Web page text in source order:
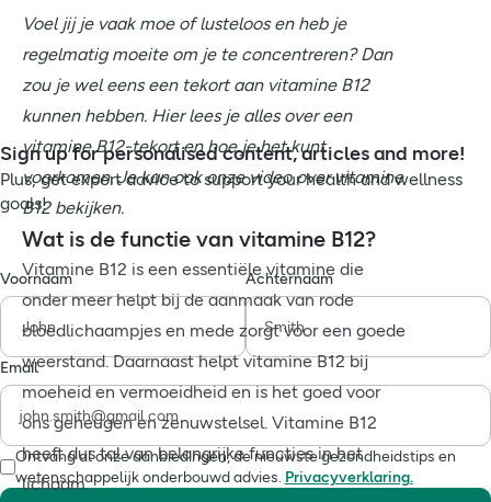
Voel jij je vaak moe of lusteloos en heb je
regelmatig moeite om je te concentreren? Dan
zou je wel eens een tekort aan vitamine B12
kunnen hebben. Hier lees je alles over een
vitamine B12-tekort en hoe je het kunt
voorkomen. Je kan ook onze video over vitamine
B12 bekijken.
Wat is de functie van vitamine B12?
Vitamine B12 is een essentiële vitamine die
onder meer helpt bij de aanmaak van rode
bloedlichaampjes en mede zorgt voor een goede
weerstand. Daarnaast helpt vitamine B12 bij
moeheid en vermoeidheid en is het goed voor
ons geheugen en zenuwstelsel. Vitamine B12
heeft dus tal van belangrijke functies in het
lichaam.
Sign up for personalised content, articles and more!
Plus, get expert advice to support your health and wellness
goals!
Voornaam Achternaam
Email
Ontvang al onze aanbiedingen, de nieuwste gezondheidstips en
wetenschappelijk onderbouwd advies. Privacyverklaring.